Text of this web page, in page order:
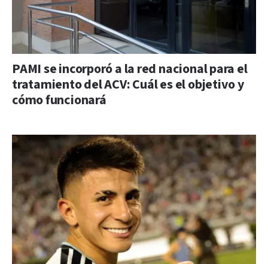
PAMI se incorporó a la red nacional para el
tratamiento del ACV: Cuál es el objetivo y
cómo funcionará